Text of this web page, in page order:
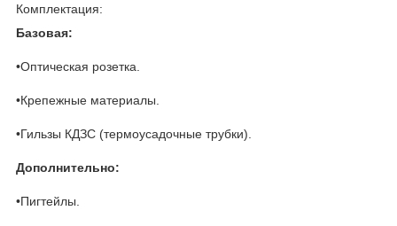
Комплектация:
Базовая:
•Оптическая розетка.
•Крепежные материалы.
•Гильзы КДЗС (термоусадочные трубки).
Дополнительно:
•Пигтейлы.